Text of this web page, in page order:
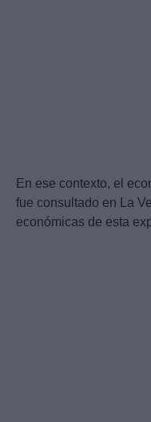
En ese contexto, el
fue consultado en La
económicas de esta